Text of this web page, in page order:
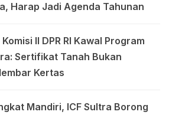
Harap Jadi Agenda Tahunan
II DPR RI Kawal Program
Sertifikat Tanah Bukan
Kertas
Mandiri, ICF Sultra Borong